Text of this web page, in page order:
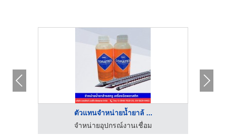
ตัวแทนจำหน่ายน้ำยาล้ ...
จำหน่ายอุปกรณ์งานเชื่อม